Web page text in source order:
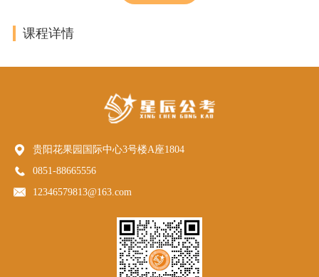
课程详情
贵阳花果园国际中心3号楼A座1804
0851-88665556
12346579813@163.com